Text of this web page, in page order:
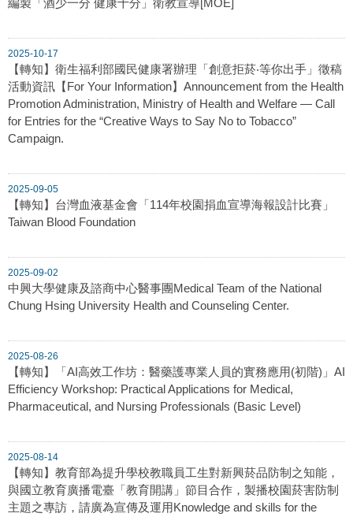
2025-10-17
【轉知】衛生福利部國民健康署辦理「創意拒菸‧等你出手」徵稿
活動資訊【For Your Information】Announcement from the Health
Promotion Administration, Ministry of Health and Welfare — Call
for Entries for the “Creative Ways to Say No to Tobacco”
Campaign.
2025-09-05
【轉知】台灣血液基金會「114年校園捐血宣導海報設計比賽」
Taiwan Blood Foundation
2025-09-02
中興大學健康及諮商中心醫事團Medical Team of the National
Chung Hsing University Health and Counseling Center.
2025-08-26
【轉知】「AI高效工作坊：醫藥護專業人員的實務應用(初階)」AI
Efficiency Workshop: Practical Applications for Medical,
Pharmaceutical, and Nursing Professionals (Basic Level)
2025-08-14
【轉知】教育部為提升學校教職員工生對新興菸品防制之知能，
與國立教育廣播電臺「教育開講」節目合作，製播校園菸害防制
主題之專訪，請廣為宣傳及運用Knowledge and skills for the